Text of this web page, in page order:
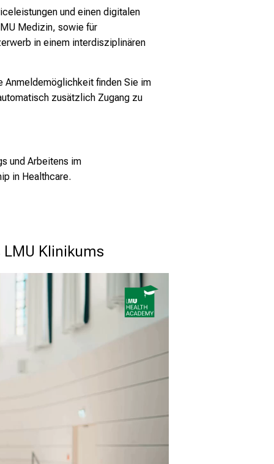
und einen digitalen
Medizin, sowie für
in einem interdisziplinären
Anmeldemöglichkeit finden Sie im
zusätzlich Zugang zu
und Arbeitens im
in Healthcare.
Klinikums